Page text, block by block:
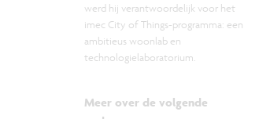
werd hij verantwoordelijk voor het
imec City of Things-programma: een
ambitieus woonlab en
technologielaboratorium.
Meer over de volgende